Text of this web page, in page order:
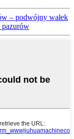
– podwójny wałek
pazurów